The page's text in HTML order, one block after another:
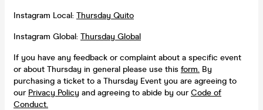
Instagram Local: Thursday Quito
Instagram Global: Thursday Global
If you have any feedback or complaint about a specific event
or about Thursday in general please use this form. By
purchasing a ticket to a Thursday Event you are agreeing to
our Privacy Policy and agreeing to abide by ourCode of
Conduct.